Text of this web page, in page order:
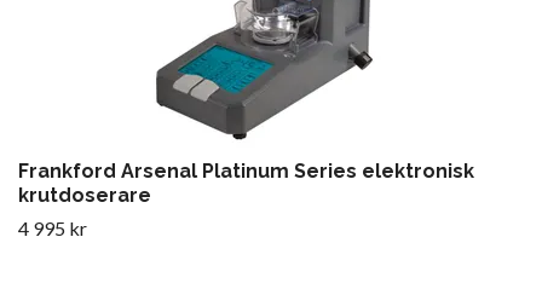
Frankford Arsenal Platinum Series elektronisk
krutdoserare
4 995 kr